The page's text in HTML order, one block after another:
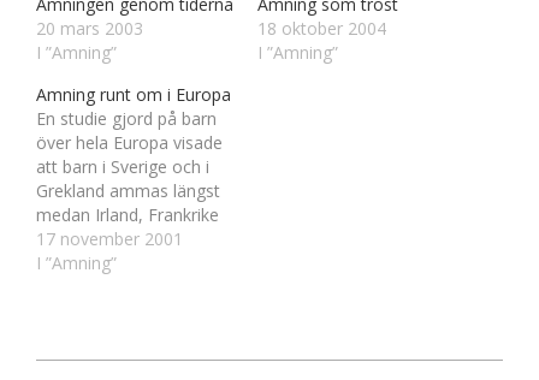
20 mars 2003
I ”Amning”
18 oktober 2004
I ”Amning”
Amning runt om i Europa
En studie gjord på barn
över hela Europa visade
att barn i Sverige och i
Grekland ammas längst
medan Irland, Frankrike
och Storbritannien är de
länder där barn ammas
land. Man fann också att:
17 november 2001
I ”Amning”